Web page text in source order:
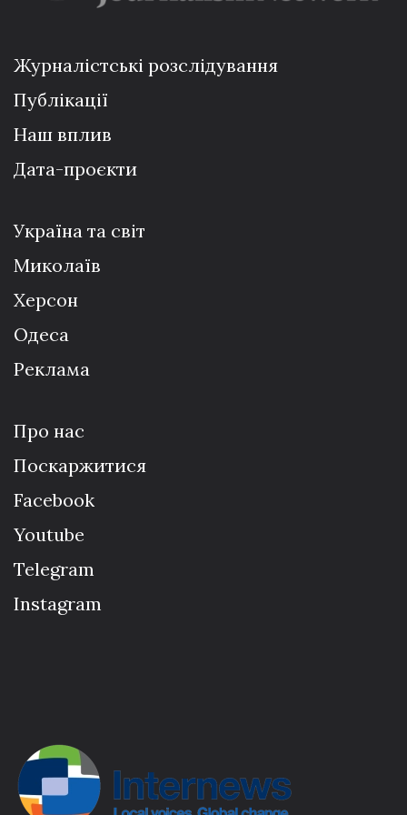
Журналістські розслідування
Публікації
Наш вплив
Дата-проєкти
Україна та світ
Миколаїв
Херсон
Одеса
Реклама
Про нас
Поскаржитися
Facebook
Youtube
Telegram
Instagram